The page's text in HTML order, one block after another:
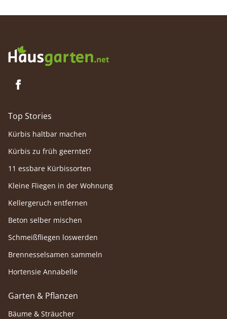
Top Stories
Kürbis haltbar machen
Kürbis zu früh geerntet?
11 essbare Kürbissorten
Kleine Fliegen in der Wohnung
Kellergeruch entfernen
Beton selber mischen
Schmeißfliegen loswerden
Brennesselsamen sammeln
Hortensie Annabelle
Garten & Pflanzen
Bäume & Sträucher